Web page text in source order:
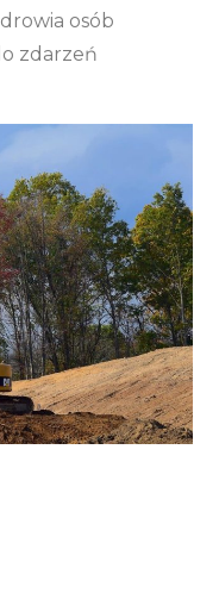
osób
zdarzeń